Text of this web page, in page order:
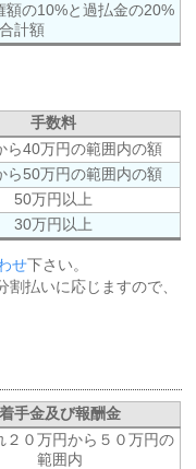
額の10%と過払金の20%
計額
手数料
ら40万円の範囲内の額
ら50万円の範囲内の額
50万円以上
30万円以上
せ下さい。
払いに応じますので、
着手金及び報酬金
２０万円から５０万円の
範囲内